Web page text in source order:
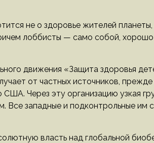
не о здоровье жителей
лоббисты — само собой,
движения «Защита здоровья
от частных источников,
Через эту организацию узкая
Все западные и подконтрольные им
власть над глобальной